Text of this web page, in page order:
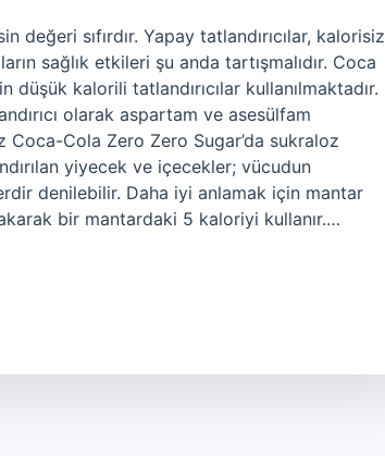
değeri sıfırdır. Yapay tatlandırıcılar, kalorisiz
sağlık etkileri şu anda tartışmalıdır. Coca
kalorili tatlandırıcılar kullanılmaktadır.
olarak aspartam ve asesülfam
Coca-Cola Zero Zero Sugar’da sukraloz
yiyecek ve içecekler; vücudun
denilebilir. Daha iyi anlamak için mantar
bir mantardaki 5 kaloriyi kullanır.…